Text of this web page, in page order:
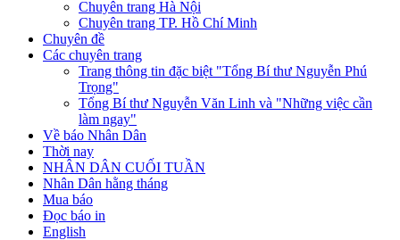
Chuyên trang Hà Nội
Chuyên trang TP. Hồ Chí Minh
Chuyên đề
Các chuyên trang
Trang thông tin đặc biệt "Tổng Bí thư Nguyễn Phú
Trọng"
Tổng Bí thư Nguyễn Văn Linh và "Những việc cần
làm ngay"
Về báo Nhân Dân
Thời nay
NHÂN DÂN CUỐI TUẦN
Nhân Dân hằng tháng
Mua báo
Đọc báo in
English